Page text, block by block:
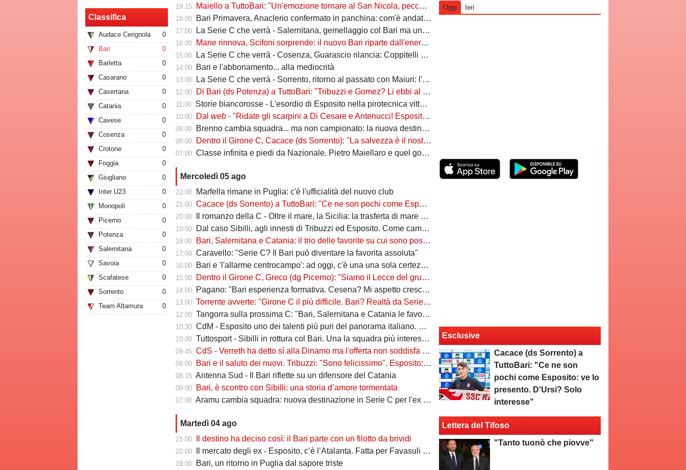
Classifica
Audace Cerignola
0
Bari
0
Barletta
0
Casarano
0
Casertana
0
Catania
0
Cavese
0
Cosenza
0
Crotone
0
Foggia
0
Giugliano
0
Inter U23
0
Monopoli
0
Picerno
0
Potenza
0
Salernitana
0
Savoia
0
Scafatese
0
Sorrento
0
Team Altamura
0
19:15 Maiello a TuttoBari: "Un'emozione tornare al San Nicola, peccato per il poco pubblico. Bari? Ben costruito"
18:00 Bari Primavera, Anaclerio confermato in panchina: com'è andata la scorsa stagione?
17:00 La Serie C che verrà - Salernitana, gemellaggio col Bari ma una sola missione: tornare subito in Serie B
16:00 Mane rinnova, Scifoni sorprende: il nuovo Bari riparte dall'energia verde
15:00 La Serie C che verrà - Cosenza, Guarascio rilancia: Coppitelli per riportare i lupi in Serie B
14:00 Bari e l'abbonamento... alla mediocrità
13:00 La Serie C che verrà - Sorrento, ritorno al passato con Maiuri: l'obiettivo è una salvezza senza affanni
12:00 Di Bari (ds Potenza) a TuttoBari: "Tribuzzi e Gomez? Li ebbi al Crotone. Alessio può fare più ruoli, Guido è una certezza"
11:00 Storie biancorosse - L'esordio di Esposito nella pirotecnica vittoria contro la Spal di De Rossi e Nainggolan
10:00 Dalweb - "Ridate gli scarpini a Di Cesare e Antenucci! Esposito? Forte, ma valorizziamo sempre giocatori del Napoli"
09:00 Brenno cambia squadra... ma non campionato: la nuova destinazione dell'ex Bari
08:00 Dentro il Girone C, Cacace (ds Sorrento): "La salvezza è il nostro scudetto, torniamo a casa dopo gennaio. Ecco la nostra forza"
07:00 Classe infinita e piedi da Nazionale. Pietro Maiellaro e quel gol da quaranta metri...
Mercoledì 05 ago
22:00 Marfella rimane in Puglia: c'è l'ufficialità del nuovo club
21:00 Cacace (ds Sorrento) a TuttoBari: "Ce ne son pochi come Esposito: ve lo presento. D'Ursi? Solo interesse"
20:00 Il romanzo della C - Oltre il mare, la Sicilia: la trasferta di mare e di vento
19:00 Dal caso Sibilli, agli innesti di Tribuzzi ed Esposito. Come cambia l’attacco
18:00 Bari, Salernitana e Catania: il trio delle favorite su cui sono poste le aspettative e gli obiettivi promozione
17:00 Caravello: "Serie C? Il Bari può diventare la favorita assoluta"
16:00 Bari e 'l'allarme centrocampo': ad oggi, c'è una una sola certezza (e mezza) nel reparto
15:00 Dentro il Girone C, Greco (dg Picerno): "Siamo il Lecce del gruppo, tra giovani e sostenibilità. Che impresa l'anno scorso!"
14:00 Pagano: "Bari esperienza formativa. Cesena? Mi aspetto crescita"
13:00 Torrente avverte: "Girone C il più difficile. Bari? Realtà da Serie A"
12:00 Tangorra sulla prossima C: "Bari, Salernitana e Catania le favorite. Subito dopo altre due"
10:30 CdM - Esposito uno dei talenti più puri del panorama italiano. Sibilli, Marino è furioso
10:00 Tuttosport - Sibilli in rottura col Bari. Una la squadra più interessata a ingaggiarlo
09:45 CdS - Verreth ha detto sì alla Dinamo ma l'offerta non soddisfa il Bari. Della Morte, niente conferme
09:00 Bari e il saluto dei nuovi. Tribuzzi: "Sono felicissimo". Esposito: "Ci vediamo al San Nicola"
08:15 Antenna Sud - Il Bari riflette su un difensore del Catania
08:00 Bari, è scontro con Sibilli: una storia d’amore tormentata
07:00 Aramu cambia squadra: nuova destinazione in Serie C per l'ex Bari
Martedì 04 ago
21:00 Il destino ha deciso così: il Bari parte con un filotto da brividi
20:00 Il mercato degli ex - Esposito, c’è l’Atalanta. Fatta per Favasuli al Napoli, Koutsoupias osservato dal Toro
19:00 Bari, un ritorno in Puglia dal sapore triste
Oggi Ieri
Esclusive
Cacace (ds Sorrento) a
TuttoBari: "Ce ne son
pochi come Esposito: ve lo
presento. D'Ursi? Solo
interesse"
Lettera del Tifoso
"Tanto tuonò che piovve"